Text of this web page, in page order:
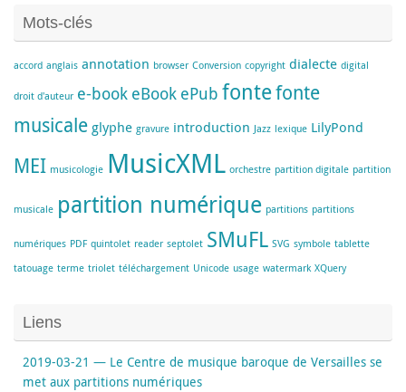
Mots-clés
accord anglais annotation browser Conversion copyright dialecte digital
droit d'auteur e-book eBook ePub fontefonte
musicale glyphe gravure introduction Jazz lexique LilyPond
MEI musicologie MusicXML orchestre partition digitale partition
musicale partition numérique partitions partitions
numériques PDF quintolet reader septolet SMuFL SVG symbole tablette
tatouage terme triolet téléchargement Unicode usage watermark XQuery
Liens
2019-03-21 — Le Centre de musique baroque de Versailles se
met aux partitions numériques